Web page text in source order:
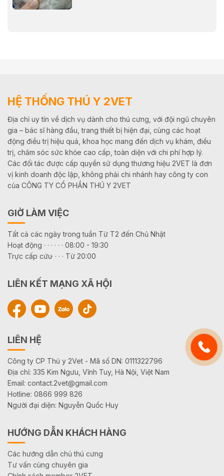
HỆ THỐNG THÚ Y 2VET
Địa chỉ uy tín về dịch vụ dành cho thú cưng, với đội ngũ chuyên
gia – bác sĩ hàng đầu, trang thiết bị hiện đại, cùng các hoạt
động điều trị hiệu quả, khoa học mang đến dịch vụ khám, điều
trị, chăm sóc sức khỏe cao cấp, toàn diện với chi phí hợp lý.
Các đối tác được cấp quyền sử dụng thương hiệu 2VET là đơn
vị kinh doanh độc lập, không phải chi nhánh hay công ty con
của CÔNG TY CỔ PHẦN THÚ Y 2VET
GIỜ LÀM VIỆC
Tất cả các ngày trong tuần Từ T2 đến Chủ Nhật
Hoạt động · · · · · · 08:00 - 19:30
Trực cấp cứu· · · · Từ 20:00
LIÊN KẾT MẠNG XÃ HỘI
LIÊN HỆ
Công ty CP Thú y 2Vet - Mã số DN: 0111322796
Địa chỉ: 335 Kim Ngưu, Vĩnh Tuy, Hà Nội, Việt Nam
Email: contact.2vet@gmail.com
Hotline: 0866 999 826
Người đại diện: Nguyễn Quốc Huy
HƯỚNG DẪN KHÁCH HÀNG
Các hướng dẫn chủ thú cưng
Tư vấn cùng chuyên gia